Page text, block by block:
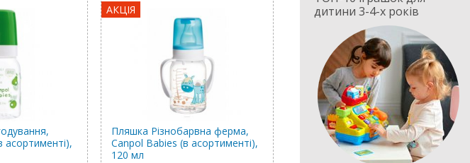
асортименті),
АКЦІЯ
Пляшка Різнобарвна ферма,
Canpol Babies (в асортименті),
120 мл
дитини 3-4-х років